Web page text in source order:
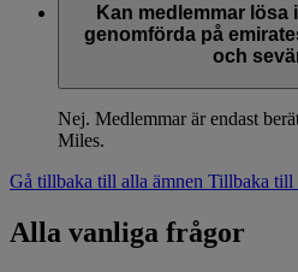
Kan medlemmar
genomförda på
och
Nej. Medlemmar är endast
Miles.
Gå tillbaka till alla ämnen Tillbaka till
Alla vanliga frågor